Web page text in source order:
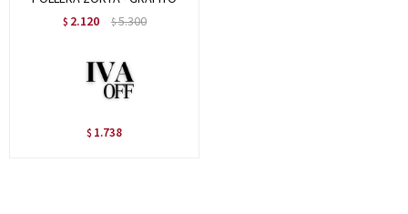
$ 2.120 $5.300
$ 1.738